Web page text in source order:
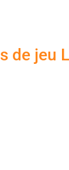
de jeu